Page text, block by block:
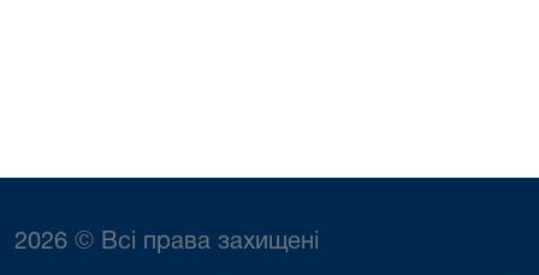
2026 © Всі права захищені